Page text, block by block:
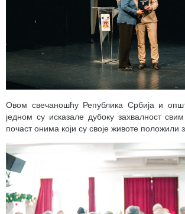
Овом свечаношћу Република Србија и
једном су исказале дубоку захвалност
почаст онима који су своје животе положили